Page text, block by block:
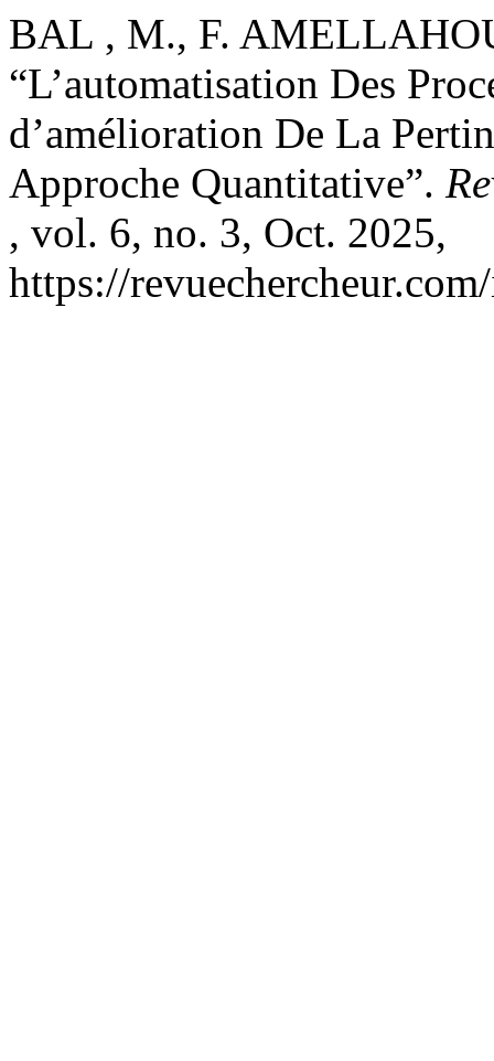
BAL , M., F.
“L’automatisation Des
d’amélioration De La
Approche Quantitative”.
, vol. 6, no. 3, Oct. 2025,
https://